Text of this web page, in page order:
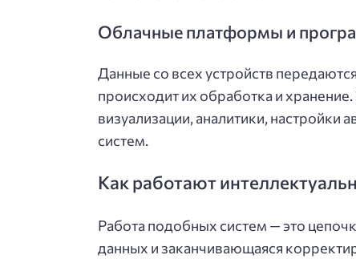
Облачные платформы и
Данные со всех устройств
происходит их обработка и
визуализации, аналитики, настройки
систем.
Как работают
Работа подобных систем — это
данных и заканчивающаяся